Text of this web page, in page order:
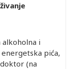
alkoholna i
pića,
(na